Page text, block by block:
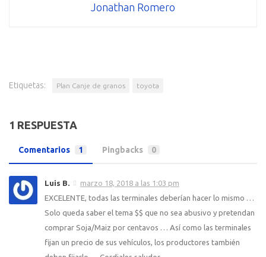
Jonathan Romero
Etiquetas: Plan Canje de granos toyota
1 RESPUESTA
Comentarios 1 Pingbacks 0
Luis B.
marzo 18, 2018 a las 1:03 pm
EXCELENTE, todas las terminales deberían hacer lo mismo …
Solo queda saber el tema $$ que no sea abusivo y pretendan
comprar Soja/Maiz por centavos … Así como las terminales
fijan un precio de sus vehículos, los productores también